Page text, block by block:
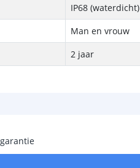
IP68 (waterdicht)
Man en vrouw
2 jaar
garantie